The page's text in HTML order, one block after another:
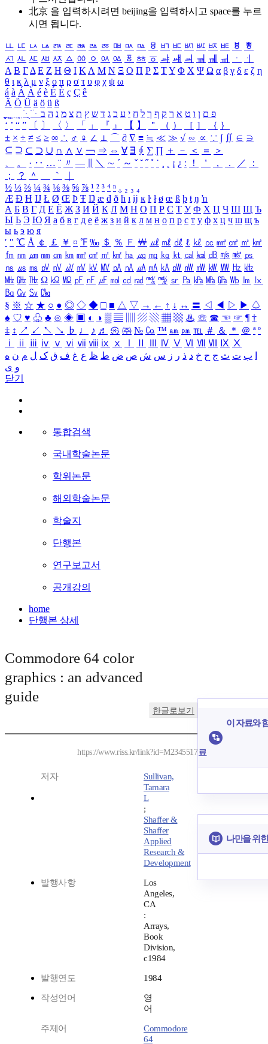
北京 을 입력하시려면 beijing을 입력하시고 space를 누르
시면 됩니다.
ㅥ ㅦ ㅧ ㅨ ㅩ ㅪ ㅫ ㅬ ㅭ ㅮ ㅯ ㅰ ㅱ ㅲ ㅳ ㅴ ㅵ ㅶ ㅷ ㅸ
ㅹ
ㅺ ㅻ ㅼ ㅽ ㅾ ㅿ ㆀ ㆁ ㆂ ㆃ ㆄ ㆅ ㆆ ㆇ ㆈ ㆉ ㆊ ㆋ ㆌ ㆍ
ㆎ
Α Β ΓΔ Ε Ζ Η Θ Ι ΚΛ Μ Ν Ξ Ο Π Ρ Σ ΤΥ Φ Χ Ψ Ω α β γ δ ε ζ η
θ ι κ λ μ ν ξ ο π ρ σ τ υ φ χ ψ ω
á à Á À é è É È ç Ç ê
Ä Ö Ü ä ö ü ß
ִֶֹ ֻּ ׁׂ פ ם ן ו ט א ר ק ף ך ל ח י ע כ ג ד ש ץ ת צ מ נ ה ב
‘ ’ “ ” 〔 〕 〈 〉 「 」 『 』 【 】 ＂ （ ） ［ ］ ｛ ｝
± × ÷ ≠ ≤ ≥ ∞ ∴ ♂ ♀ ∠ ⊥ ⌒ ∂ ∇ ≡ ≒ ≪ ≫ √ ∽ ∝ ∵ ∫ ∬ ∈ ∋
⊆ ⊇ ⊂ ⊃ ∪ ∩ ∧ ∨ ￢ ⇒ ⇔ ∀ ∃ ∮ ∑ ∏ ＋ － ＜ ＝
＞
、
。 · ‥ … ¨ 〃 ― ＼ ∼ ´ ～ ˇ ˘ ˝ ˚ ˙ ¸ ¡ ¿ ː ！ ＇ ， ． ／
：
；
？ ＾ ｀
½ ⅓ ⅔ ¼ ¾ ⅛ ⅜ ⅝ ⅞ ¹ ² ³ ⁴ ⁿ ₁ ₂ ₃ ₄
Æ Ð Ħ Ĳ Ł Ø Œ Þ Ŧ Ŋ æ đ ð ħ ı ĳ ĸ ŀ ł ø œ ß þ ŧ ŋ ŉ
А Б В Г Д Е Ё Ж З И Й К Л М Н О П Р С Т У Ф Х Ц Ч Ш Щ Ъ
Ы Ь Э Ю Я а б в г д е ё ж з и й к л м н о п р с т у ф х ц ч ш щ ъ
ы ь э ю я
′ ″ ℃ Å ￠ ￡ ￥ ¤ ℉ ‰ ＄ ％ Ｆ ￦ ㎕ ㎖ ㎗ ℓ ㎘ ㏄ ㎣ ㎤ ㎥ ㎦
㎙ ㎚ ㎛ ㎜ ㎝ ㎞ ㎟ ㎠ ㎡ ㎢ ㏊ ㎍ ㎎ ㎏ ㏏ ㎈ ㎉ ㏈ ㎧ ㎨ ㎰
㎱ ㎲ ㎳ ㎴ ㎵ ㎶ ㎷ ㎸ ㎹ ㎀ ㎁ ㎂ ㎃ ㎄ ㎺ ㎻ ㎽ ㎾ ㎿ ㎐ ㎑
㎒ ㎓ ㎔ Ω ㏀ ㏁ ㎊ ㎋ ㎌ ㏖ ㏅ ㎭ ㎮ ㎯ ㏛ ㎩ ㎪ ㎫ ㎬ ㏝ ㏐
㏓
㏃ ㏉ ㏜ ㏆
§ ※ ☆ ★ ○ ● ◎ ◇ ◆ □ ■ △ ▽ → ← ↑ ↓ ↔ 〓 ◁ ◀ ▷ ▶ ♤
♠ ♡ ♥ ♧ ♣ ⊙ ◈ ▣ ◐ ◑ ▒ ▤ ▨ ▧ ▦ ▩ ♨ ☏ ☎ ☜ ☞ ¶ †
‡ ↕ ↗ ↙ ↖ ↘ ♭ ♩ ♪ ♬ ㉿ ㈜ № ㏇ ™ ㏂ ㏘ ℡ ＃ ＆ ＊ ＠ ª º
ⅰ
ⅱ ⅲ ⅳ ⅴ ⅵ ⅶ ⅷ ⅸ ⅹ Ⅳ Ⅴ Ⅵ Ⅶ Ⅷ Ⅸ Ⅹ
ب ت ث ج ح خ د ذ ر ز س ش ص ض ط ظ ع غ ف ق ک ل م ن ه
و ی
닫기
통합검색
국내학술논문
학위논문
해외학술논문
학술지
단행본
연구보고서
공개강의
home
단행본 상세
Commodore 64 color
graphics : an advanced
guide
한글로보기
https://www.riss.kr/link?id=M2345517
저자
Sullivan,
Tamara
L
;
Shaffer &
Shaffer
Applied
Research &
Development
발행사항
Los
Angeles,
CA
:
Arrays,
Book
Division,
c1984
발행연도 1984
작성언어
영
어
주제어
Commodore
64
이 자료와
료
나만을 위